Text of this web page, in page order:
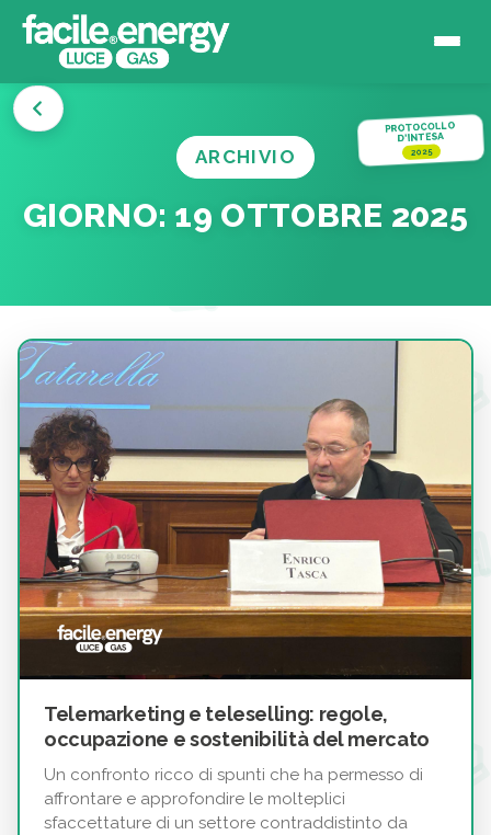
PROTOCOLLO
D'INTESA
2025
ARCHIVIO
GIORNO: 19 OTTOBRE 2025
Telemarketing e teleselling: regole,
occupazione e sostenibilità del mercato
Un confronto ricco di spunti che ha permesso di
affrontare e approfondire le molteplici
sfaccettature di un settore contraddistinto da